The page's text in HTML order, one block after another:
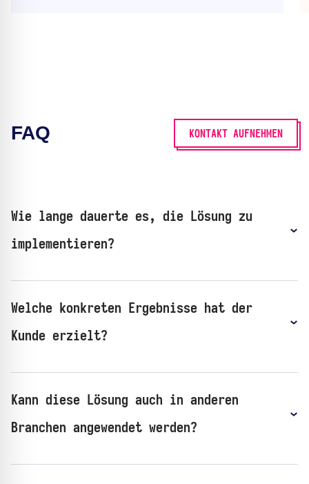
FAQ KONTAKT AUFNEHMEN
Wie lange dauerte es, die Lösung zu
implementieren?
Welche konkreten Ergebnisse hat der
Kunde erzielt?
Kann diese Lösung auch in anderen
Branchen angewendet werden?